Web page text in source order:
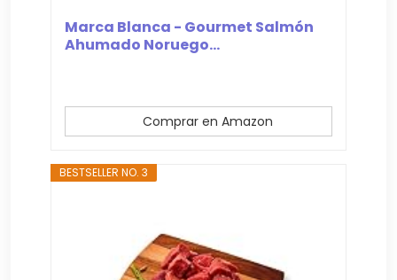
Marca Blanca - Gourmet Salmón
Ahumado Noruego...
Comprar en Amazon
BESTSELLER NO. 3